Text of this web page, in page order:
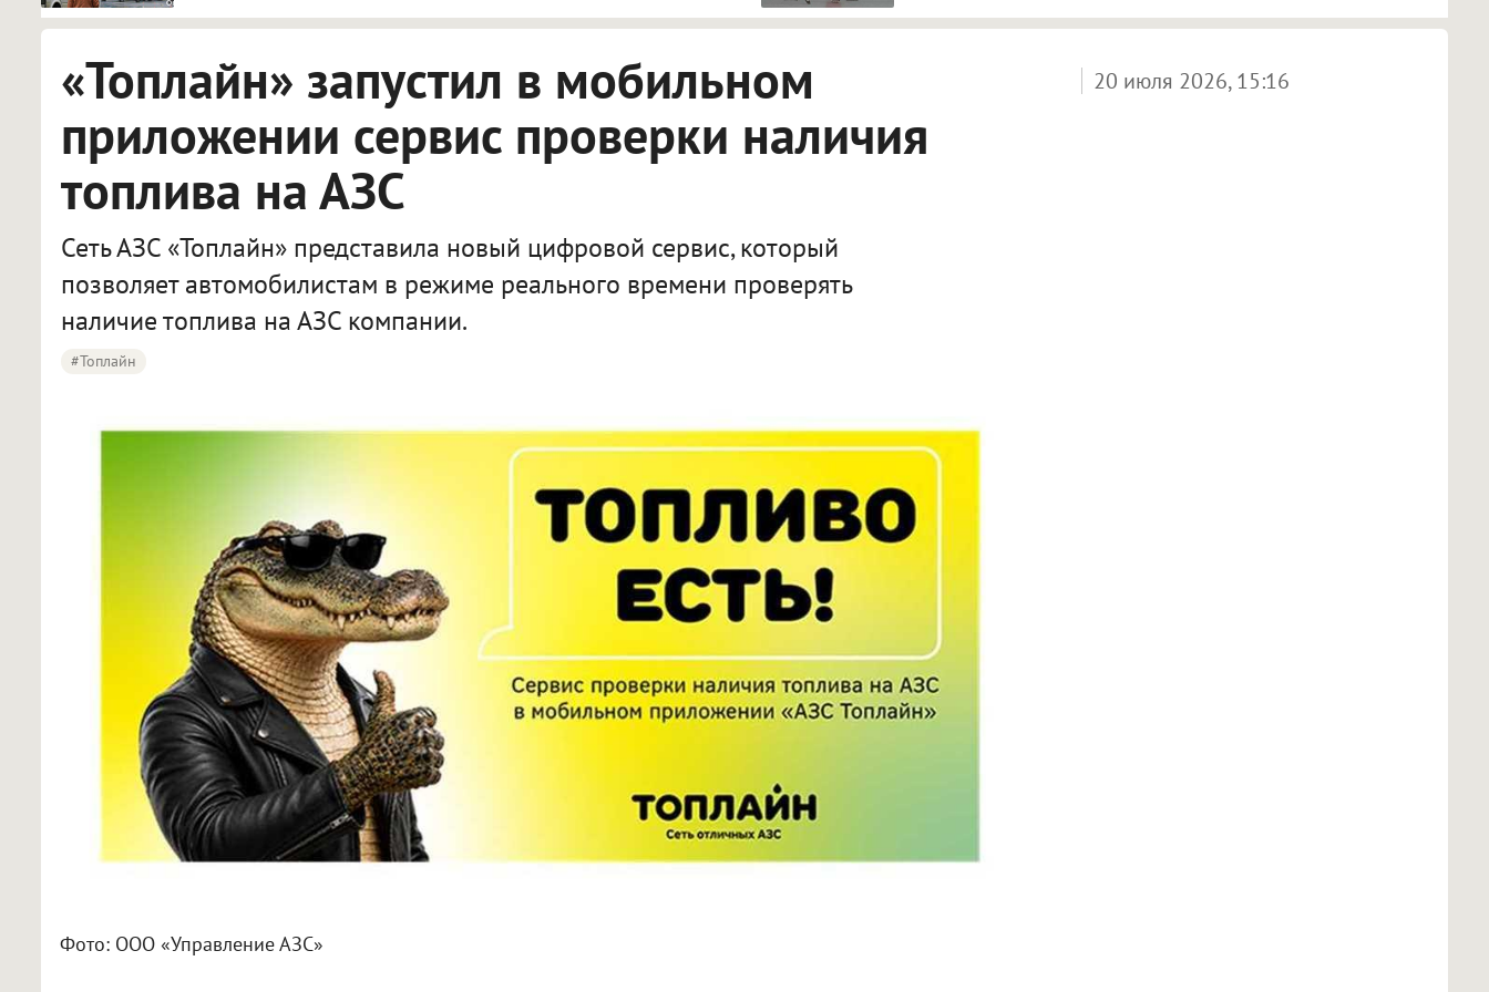
«Топлайн» запустил в мобильном
приложении сервис проверки наличия
топлива на АЗС
Сеть АЗС «Топлайн» представила новый цифровой сервис, который
позволяет автомобилистам в режиме реального времени проверять
наличие топлива на АЗС компании.
#Топлайн
20 июля 2026, 15:16
Фото: ООО «Управление АЗС»